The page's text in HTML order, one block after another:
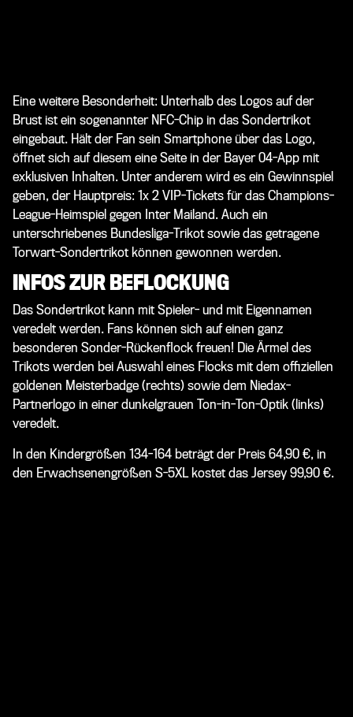
Eine weitere Besonderheit: Unterhalb des Logos auf der
Brust ist ein sogenannter NFC-Chip in das Sondertrikot
eingebaut. Hält der Fan sein Smartphone über das Logo,
öffnet sich auf diesem eine Seite in der Bayer 04-App mit
exklusiven Inhalten. Unter anderem wird es ein Gewinnspiel
geben, der Hauptpreis: 1x 2 VIP-Tickets für das Champions-
League-Heimspiel gegen Inter Mailand. Auch ein
unterschriebenes Bundesliga-Trikot sowie das getragene
Torwart-Sondertrikot können gewonnen werden.
INFOS ZUR BEFLOCKUNG
Das Sondertrikot kann mit Spieler- und mit Eigennamen
veredelt werden. Fans können sich auf einen ganz
besonderen Sonder-Rückenflock freuen! Die Ärmel des
Trikots werden bei Auswahl eines Flocks mit dem offiziellen
goldenen Meisterbadge (rechts) sowie dem Niedax-
Partnerlogo in einer dunkelgrauen Ton-in-Ton-Optik (links)
veredelt.
In den Kindergrößen 134-164 beträgt der Preis 64,90 €, in
den Erwachsenengrößen S-5XL kostet das Jersey 99,90 €.